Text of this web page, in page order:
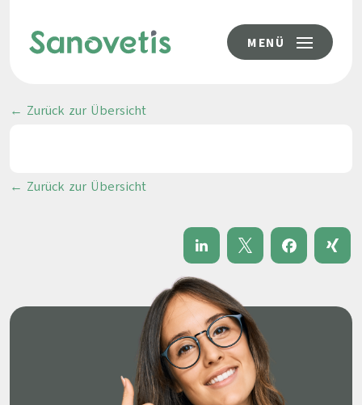
MENÜ
← Zurück zur Übersicht
← Zurück zur Übersicht